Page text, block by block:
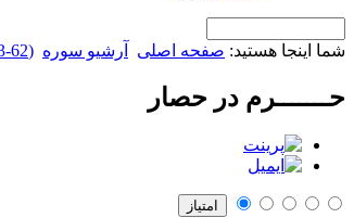
شما اینجا هستید: صفحه اصلی آرشیو سوره (62-63) شماره نهم
حـــــــرم در حصار